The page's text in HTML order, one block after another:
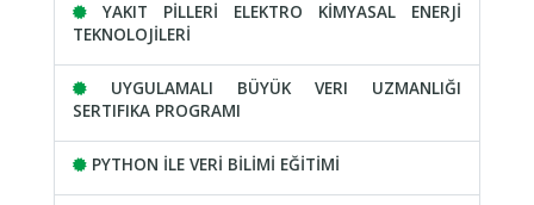
YAKIT PİLLERİ ELEKTRO KİMYASAL ENERJİ
TEKNOLOJİLERİ
UYGULAMALI BÜYÜK VERI UZMANLIĞI
SERTIFIKA PROGRAMI
PYTHON İLE VERİ BİLİMİ EĞİTİMİ